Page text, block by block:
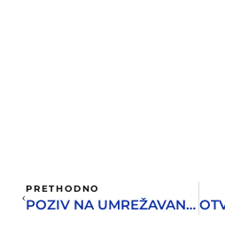
PRETHODNO
POZIV NA UMREŽAVANJE HERCEGNOVSKIH UMJETNIKA